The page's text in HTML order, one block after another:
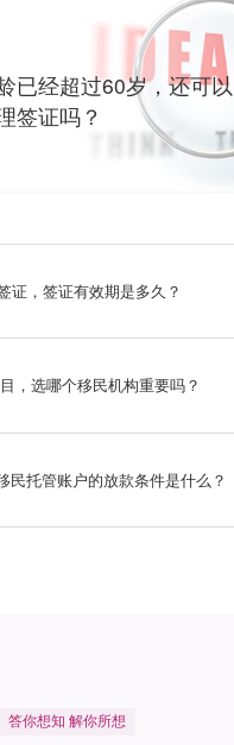
已经超过60岁，还可
签证吗？
证，签证有效期是多久？
，选哪个移民机构重要吗？
民托管账户的放款条件是什么？
答你想知 解你所想